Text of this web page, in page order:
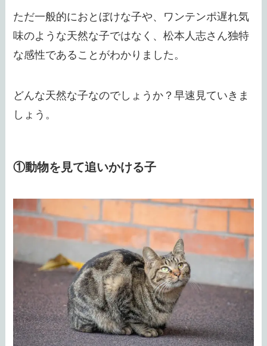
ただ一般的におとぼけな子や、ワンテンポ遅れ気
味のような天然な子ではなく、松本人志さん独特
な感性であることがわかりました。
どんな天然な子なのでしょうか？早速見ていきま
しょう。
①動物を見て追いかける子